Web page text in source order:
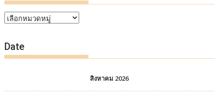
หัวข้อ
Date
สิงหาคม 2026